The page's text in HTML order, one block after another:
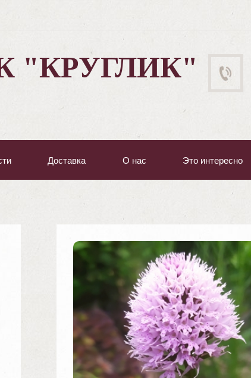
"КРУГЛИК"
Доставка О нас Это интересно